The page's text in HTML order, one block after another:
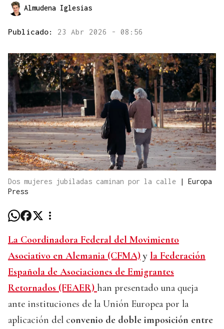
Almudena Iglesias
Publicado: 23 Abr 2026 - 08:56
Dos mujeres jubiladas caminan por la calle | Europa
Press
La Coordinadora Federal del Movimiento
Asociativo en Alemania (CFMA)y la Federación
Española de Asociaciones de Emigrantes
Retornados (FEAER) han presentado una queja
ante instituciones de la Unión Europea por la
aplicación del convenio de doble imposición entre